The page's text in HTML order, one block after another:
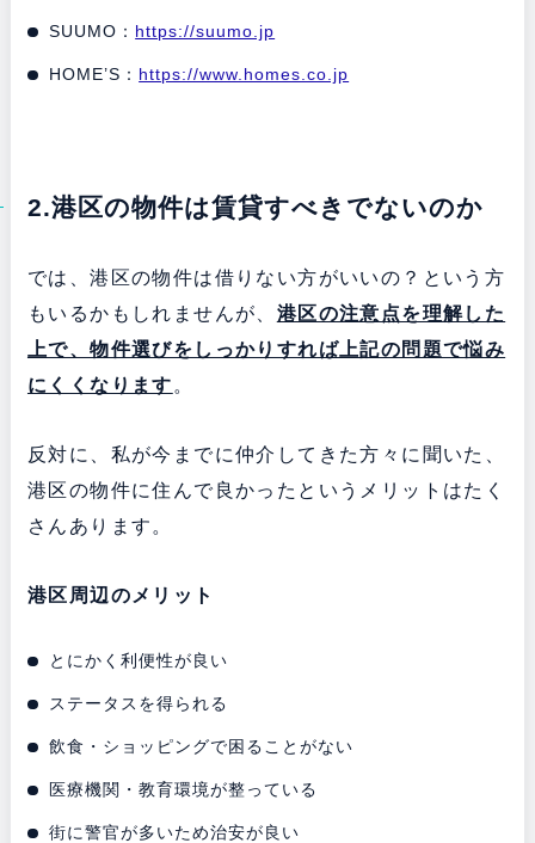
SUUMO： https://suumo.jp
HOME’S： https://www.homes.co.jp
2.港区の物件は賃貸すべきでないのか
では、港区の物件は借りない方がいいの？という方
もいるかもしれませんが、 港区の注意点を理解した
上で、物件選びをしっかりすれば上記の問題で悩み
にくくなります 。
反対に、私が今までに仲介してきた方々に聞いた、
港区の物件に住んで良かったというメリットはたく
さんあります。
港区周辺のメリット
とにかく利便性が良い
ステータスを得られる
飲食・ショッピングで困ることがない
医療機関・教育環境が整っている
街に警官が多いため治安が良い